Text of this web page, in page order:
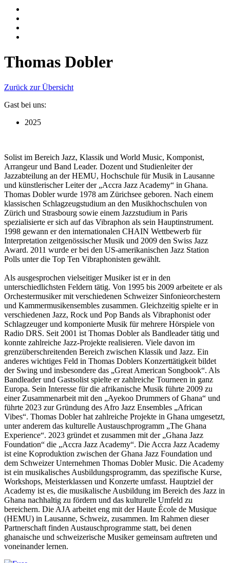
Thomas Dobler
Zurück zur Übersicht
Gast bei uns:
2025
Solist im Bereich Jazz, Klassik und World Music, Komponist,
Arrangeur und Band Leader. Dozent und Studienleiter der
Jazzabteilung an der HEMU, Hochschule für Musik in Lausanne
und künstlerischer Leiter der „Accra Jazz Academy“ in Ghana.
Thomas Dobler wurde 1978 am Zürichsee geboren. Nach einem
klassischen Schlagzeugstudium an den Musikhochschulen von
Zürich und Strasbourg sowie einem Jazzstudium in Paris
spezialisierte er sich auf das Vibraphon als sein Hauptinstrument.
1998 gewann er den internationalen CHAIN Wettbewerb für
Interpretation zeitgenössischer Musik und 2009 den Swiss Jazz
Award. 2011 wurde er bei den US-amerikanischen Jazz Station
Polls unter die Top Ten Vibraphonisten gewählt.
Als ausgesprochen vielseitiger Musiker ist er in den
unterschiedlichsten Feldern tätig. Von 1995 bis 2009 arbeitete er als
Orchestermusiker mit verschiedenen Schweizer Sinfonieorchestern
und Kammermusikensembles zusammen. Gleichzeitig spielte er in
verschiedenen Jazz, Rock und Pop Bands als Vibraphonist oder
Schlagzeuger und komponierte Musik für mehrere Hörspiele von
Radio DRS. Seit 2001 ist Thomas Dobler als Bandleader tätig und
konnte zahlreiche Jazz-Projekte realisieren. Viele davon im
grenzüberschreitenden Bereich zwischen Klassik und Jazz. Ein
anderes wichtiges Feld in Thomas Doblers Konzerttätigkeit bildet
der Swing und insbesondere das „Great American Songbook“. Als
Bandleader und Gastsolist spielte er zahlreiche Tourneen in ganz
Europa. Sein Interesse für die afrikanische Musik führte 2009 zu
einer Zusammenarbeit mit den „Ayekoo Drummers of Ghana“ und
führte 2023 zur Gründung des Afro Jazz Ensembles „African
Vibes“. Thomas Dobler hat zahlreiche Projekte in Ghana umgesetzt,
unter anderem das kulturelle Austauschprogramm „The Ghana
Experience“. 2023 gründet et zusammen mit der „Ghana Jazz
Foundation“ die „Accra Jazz Academy“. Die Accra Jazz Academy
ist eine Koproduktion zwischen der Ghana Jazz Foundation und
dem Schweizer Unternehmen Thomas Dobler Music. Die Academy
ist ein musikalisches Ausbildungsprogramm, das spezifische Kurse,
Workshops, Meisterklassen und Konzerte umfasst. Hauptziel der
Academy ist es, die musikalische Ausbildung im Bereich des Jazz in
Ghana nachhaltig zu fördern und das kulturelle Umfeld zu
bereichern. Die AJA arbeitet eng mit der Haute École de Musique
(HEMU) in Lausanne, Schweiz, zusammen. Im Rahmen dieser
Partnerschaft finden Austauschprogramme statt, bei denen
ghanaische und schweizerische Musiker gemeinsam auftreten und
voneinander lernen.